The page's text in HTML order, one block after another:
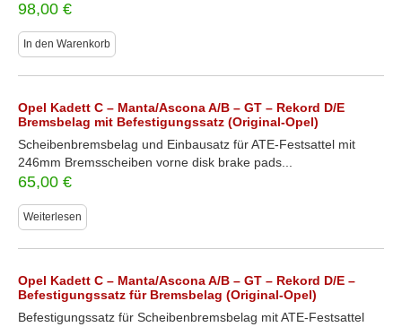
98,00 €
In den Warenkorb
Opel Kadett C – Manta/Ascona A/B – GT – Rekord D/E
Bremsbelag mit Befestigungssatz (Original-Opel)
Scheibenbremsbelag und Einbausatz für ATE-Festsattel mit
246mm Bremsscheiben vorne disk brake pads...
65,00 €
Weiterlesen
Opel Kadett C – Manta/Ascona A/B – GT – Rekord D/E –
Befestigungssatz für Bremsbelag (Original-Opel)
Befestigungssatz für Scheibenbremsbelag mit ATE-Festsattel